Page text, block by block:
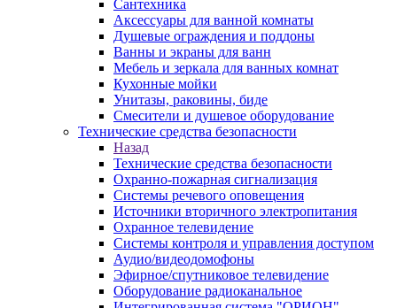
Сантехника
Аксессуары для ванной комнаты
Душевые ограждения и поддоны
Ванны и экраны для ванн
Мебель и зеркала для ванных комнат
Кухонные мойки
Унитазы, раковины, биде
Смесители и душевое оборудование
Технические средства безопасности
Назад
Технические средства безопасности
Охранно-пожарная сигнализация
Системы речевого оповещения
Источники вторичного электропитания
Охранное телевидение
Системы контроля и управления доступом
Аудио/видеодомофоны
Эфирное/спутниковое телевидение
Оборудование радиоканальное